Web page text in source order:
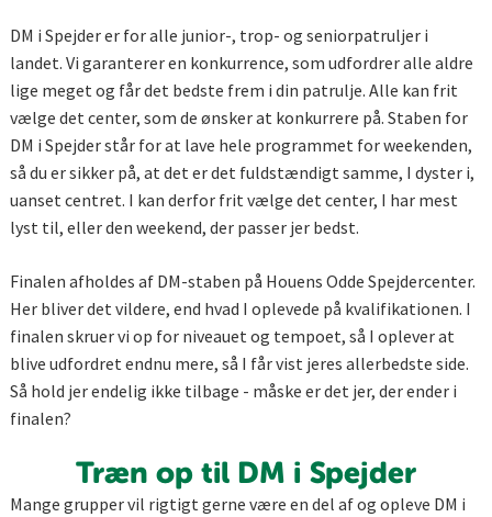
DM i Spejder er for alle junior-, trop- og seniorpatruljer i
landet. Vi garanterer en konkurrence, som udfordrer alle aldre
lige meget og får det bedste frem i din patrulje. Alle kan frit
vælge det center, som de ønsker at konkurrere på. Staben for
DM i Spejder står for at lave hele programmet for weekenden,
så du er sikker på, at det er det fuldstændigt samme, I dyster i,
uanset centret. I kan derfor frit vælge det center, I har mest
lyst til, eller den weekend, der passer jer bedst.
Finalen afholdes af DM-staben på Houens Odde Spejdercenter.
Her bliver det vildere, end hvad I oplevede på kvalifikationen. I
finalen skruer vi op for niveauet og tempoet, så I oplever at
blive udfordret endnu mere, så I får vist jeres allerbedste side.
Så hold jer endelig ikke tilbage - måske er det jer, der ender i
finalen?
Træn op til DM i Spejder
Mange grupper vil rigtigt gerne være en del af og opleve DM i